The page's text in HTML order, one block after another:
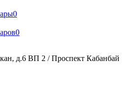
0
0
д.6 ВП 2 / Проспект Кабанбай